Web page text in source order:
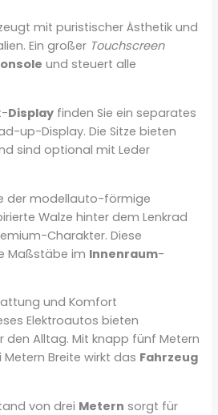
mit puristischer Ästhetik und
Ein großer Touchscreen
und steuert alle
Display finden Sie ein separates
up-Display. Die Sitze bieten
sind optional mit Leder
der modellauto-förmige
Walze hinter dem Lenkrad
Charakter. Diese
Maßstäbe im Innenraum-
und Komfort
Elektroautos bieten
den Alltag. Mit knapp fünf Metern
Breite wirkt das Fahrzeug
von drei Metern sorgt für